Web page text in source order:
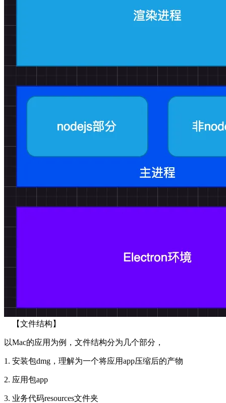
【文件结构】
以Mac的应用为例，文件结构分为几个部分，
1. 安装包dmg，理解为一个将应用app压缩后的产物
2. 应用包app
3. 业务代码resources文件夹